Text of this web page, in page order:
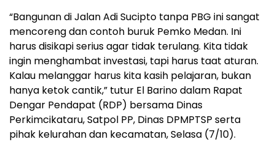
“Bangunan di Jalan Adi Sucipto tanpa PBG ini sangat
mencoreng dan contoh buruk Pemko Medan. Ini
harus disikapi serius agar tidak terulang. Kita tidak
ingin menghambat investasi, tapi harus taat aturan.
Kalau melanggar harus kita kasih pelajaran, bukan
hanya ketok cantik,” tutur El Barino dalam Rapat
Dengar Pendapat (RDP) bersama Dinas
Perkimcikataru, Satpol PP, Dinas DPMPTSP serta
pihak kelurahan dan kecamatan, Selasa (7/10).